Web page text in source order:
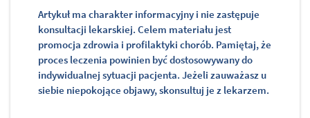
Artykuł ma charakter informacyjny i nie zastępuje
konsultacji lekarskiej. Celem materiału jest
promocja zdrowia i profilaktyki chorób. Pamiętaj, że
proces leczenia powinien być dostosowywany do
indywidualnej sytuacji pacjenta. Jeżeli zauważasz u
siebie niepokojące objawy, skonsultuj je z lekarzem.